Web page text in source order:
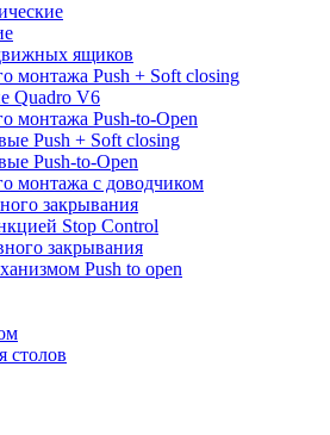
ящиков
монтажа Push + Soft closing
Quadro V6
монтажа Push-to-Open
Push + Soft closing
Push-to-Open
монтажа с доводчиком
закрывания
Stop Control
закрывания
Push to open
столов